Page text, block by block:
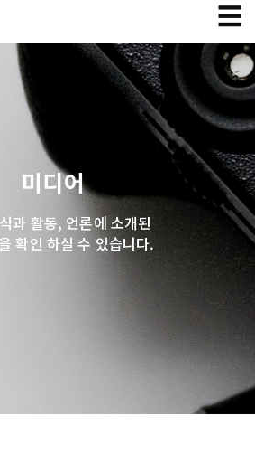
☰
미디어
과 활동, 언론에 소개된
확인 하실 수 있습니다.